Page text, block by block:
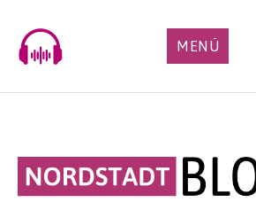
content
MENÜ